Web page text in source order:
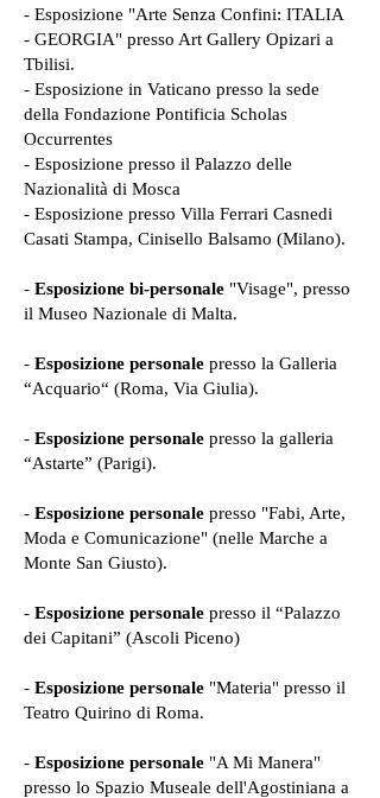
- Esposizione "Arte Senza Confini: ITALIA
- GEORGIA" presso Art Gallery Opizari a
Tbilisi.
- Esposizione in Vaticano presso la sede
della Fondazione Pontificia Scholas
Occurrentes
- Esposizione presso il Palazzo delle
Nazionalità di Mosca
- Esposizione presso Villa Ferrari Casnedi
Casati Stampa, Cinisello Balsamo (Milano).
- Esposizione bi-personale "Visage", presso
il Museo Nazionale di Malta.
- Esposizione personale presso la Galleria
“Acquario“ (Roma, Via Giulia).
- Esposizione personale presso la galleria
“Astarte” (Parigi).
- Esposizione personale presso "Fabi, Arte,
Moda e Comunicazione" (nelle Marche a
Monte San Giusto).
- Esposizione personale presso il “Palazzo
dei Capitani” (Ascoli Piceno)
- Esposizione personale "Materia" presso il
Teatro Quirino di Roma.
- Esposizione personale "A Mi Manera"
presso lo Spazio Museale dell'Agostiniana a